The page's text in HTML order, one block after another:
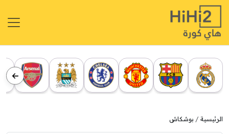
الرئيسية بوشكاش